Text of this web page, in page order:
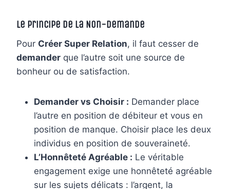
Le Principe de la Non-Demande
Pour Créer Super Relation, il faut cesser de
demander que l’autre soit une source de
bonheur ou de satisfaction.
Demander vs Choisir : Demander place
l’autre en position de débiteur et vous en
position de manque. Choisir place les deux
individus en position de souveraineté.
L’Honnêteté Agréable : Le véritable
engagement exige une honnêteté agréable
sur les sujets délicats : l’argent, la